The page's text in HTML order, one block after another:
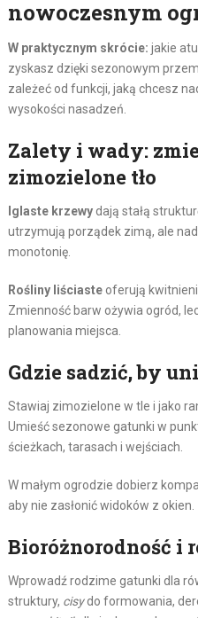
nowoczesnym
W praktycznym skrócie: jakie
zyskasz dzięki sezonowym
zależeć od funkcji, jaką chcesz
wysokości nasadzeń.
Zalety i wady:
zimozielone tło
Iglaste krzewydają stałą
utrzymują porządek zimą, ale
monotonię.
Rośliny liściasteoferują
Zmienność barw ożywia ogród,
planowania miejsca.
Gdzie sadzić, by
Stawiaj zimozielone w tle i jako
Umieść sezonowe gatunki w
ścieżkach, tarasach i wejściach.
W małym ogrodzie dobierz
aby nie zasłonić widoków z okien.
Bioróżnorodność i
Wprowadź rodzime gatunki dla
struktury, cisydo formowania,